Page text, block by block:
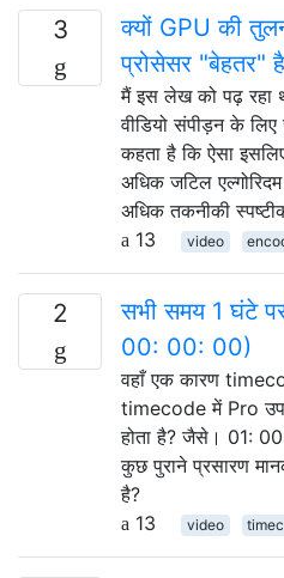
3
क्यों GPU की
प्रोसेसर "बेहतर"
मैं इस लेख को पढ़ रहा
वीडियो संपीड़न के
कहता है कि ऐसा
अधिक जटिल
अधिक तकनीकी
13
video
2
सभी समय 1 घंटे
00: 00: 00)
वहाँ एक कारण
timecode में Pro
होता है? जैसे। 01:
कुछ पुराने प्रसारण
है?
13
video